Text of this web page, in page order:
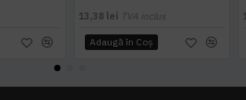
13,38 lei TVA inclus
Adaugă în Coş